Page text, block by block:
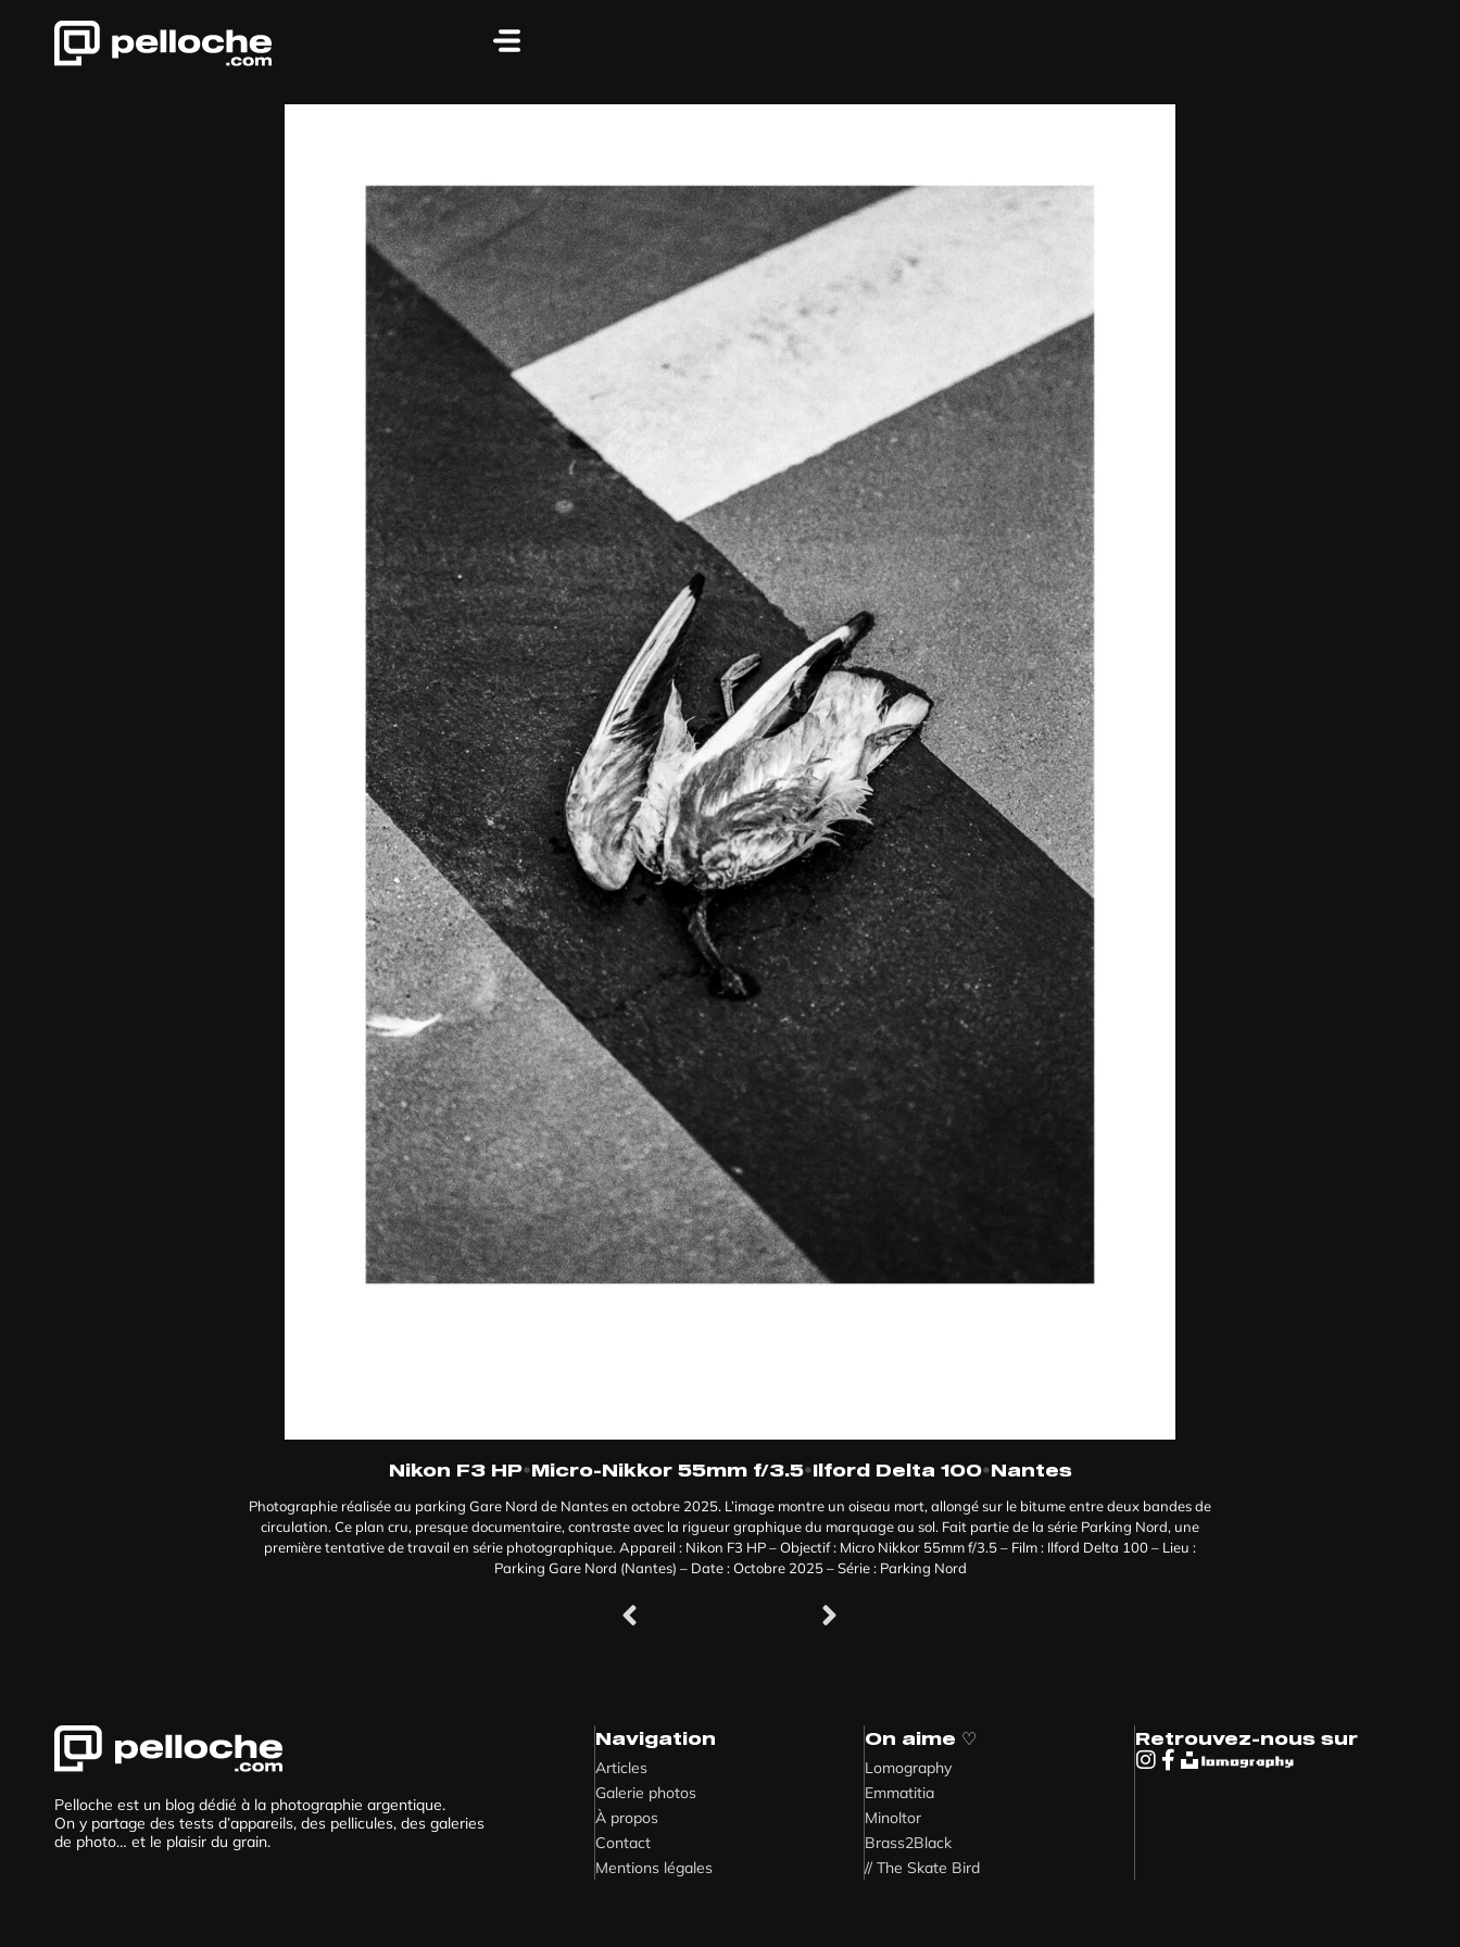
Nikon F3 HP•Micro-Nikkor 55mm f/3.5•Ilford Delta 100•Nantes
Photographie réalisée au parking Gare Nord de Nantes en octobre 2025. L’image montre un oiseau mort, allongé sur le bitume entre deux bandes de
circulation. Ce plan cru, presque documentaire, contraste avec la rigueur graphique du marquage au sol. Fait partie de la série Parking Nord, une
première tentative de travail en série photographique. Appareil : Nikon F3 HP – Objectif : Micro Nikkor 55mm f/3.5 – Film : Ilford Delta 100 – Lieu :
Parking Gare Nord (Nantes) – Date : Octobre 2025 – Série : Parking Nord
Pelloche est un blog dédié à la photographie argentique.
On y partage des tests d’appareils, des pellicules, des galeries
de photo… et le plaisir du grain.
Navigation
Articles
Galerie photos
À propos
Contact
Mentions légales
On aime ♡
Lomography
Emmatitia
Minoltor
Brass2Black
// The Skate Bird
Retrouvez-nous sur